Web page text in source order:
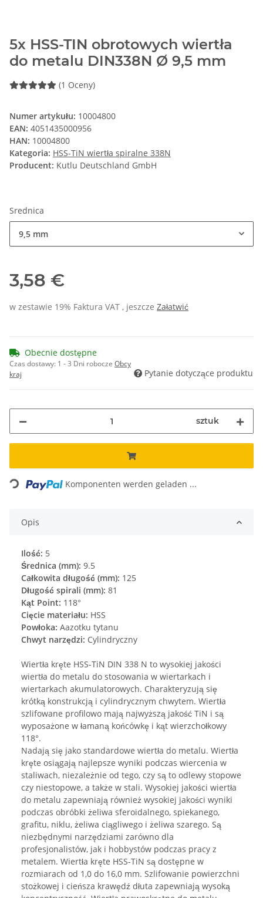
5x HSS-TIN obrotowych wiertła
do metalu DIN338N Ø 9,5 mm
(1 Oceny)
Numer artykułu: 10004800
EAN: 4051435000956
HAN: 10004800
Kategoria: HSS-TiN wiertła spiralne 338N
Producent: Kutlu Deutschland GmbH
Srednica
9,5 mm
3,58 €
w zestawie 19% Faktura VAT , jeszcze Załatwić
Obecnie dostępne
Czas dostawy: 1 - 3 Dni robocze Obcy
kraj
Pytanie dotyczące produktu
sztuk
Loading... Komponenten werden geladen ...
Opis
Ilość: 5
Średnica (mm): 9.5
Całkowita długość (mm): 125
Długość spirali (mm): 81
Kąt Point: 118°
Cięcie materiału: HSS
Powłoka: Aazotku tytanu
Chwyt narzędzi: Cylindryczny
Wiertła kręte HSS-TiN DIN 338 N to wysokiej jakości
wiertła do metalu do stosowania w wiertarkach i
wiertarkach akumulatorowych. Charakteryzują się
krótką konstrukcją i cylindrycznym chwytem. Wiertła
szlifowane profilowo mają najwyższą jakość TiN i są
wyposażone w łamaną końcówkę i kąt wierzchołkowy
118°.
Nadają się jako standardowe wiertła do metalu. Wiertła
kręte osiągają najlepsze wyniki podczas wiercenia w
staliwach, niezależnie od tego, czy są to odlewy stopowe
czy niestopowe, a także w stali. Wysokiej jakości wiertła
do metalu zapewniają również wysokiej jakości wyniki
podczas obróbki żeliwa sferoidalnego, spiekanego,
grafitu, niklu, żeliwa ciągliwego i żeliwa szarego. Są
niezbędnymi narzędziami zarówno dla
profesjonalistów, jak i hobbystów podczas pracy z
metalem. Wiertła kręte HSS-TiN są dostępne w
rozmiarach od 1,0 do 16,0 mm. Szlifowanie powierzchni
stożkowej i cieńsza krawędź dłuta zapewniają wysoką